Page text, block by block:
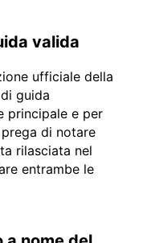
valida
ufficiale della
guida
principale e per
di notare
rilasciata nel
entrambe le